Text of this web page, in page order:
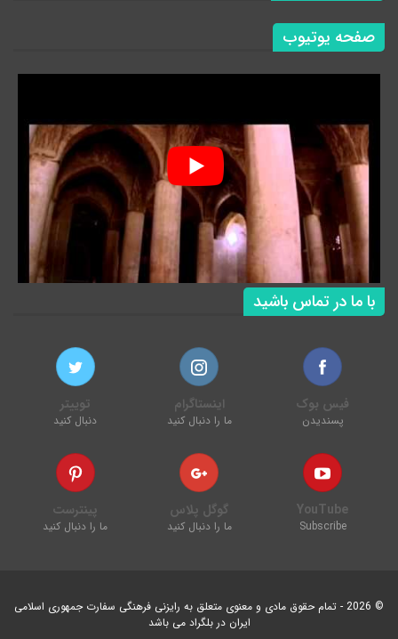
صفحه یوتیوب
با ما در تماس باشید
فیس بوک
پسندیدن
اینستاگرام
ما را دنبال کنید
توییتر
دنبال کنید
YouTube
Subscribe
گوگل پلاس
ما را دنبال کنید
پینترست
ما را دنبال کنید
© 2026 - تمام حقوق مادی و معنوی متعلق به رایزنی فرهنگی سفارت جمهوری اسلامی
ایران در بلگراد می باشد